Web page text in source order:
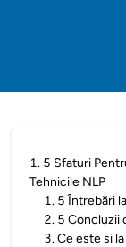
1. 5 Sfaturi
Tehnicile NLP
1. 5 Întrebări
2. 5 Concluzii
3.Ce este si